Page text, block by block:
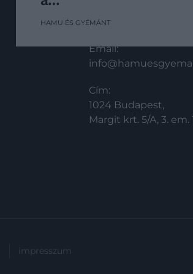
vendégéjszaka után – az élen
HAMU ÉS GYÉMÁNTKAPCSOLAT
Email:
Cím:
1024 Budapest,
Margit krt. 5/A, 3. em.
impresszum